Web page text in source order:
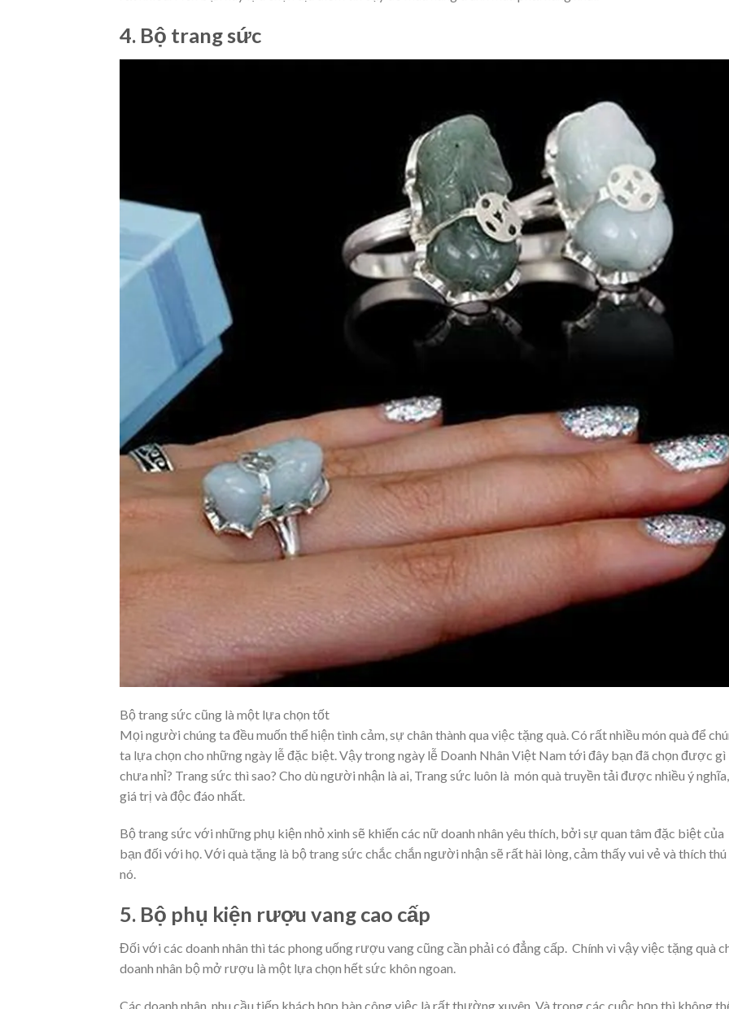
4. Bộ trang sức
Bộ trang sức cũng là một lựa chọn tốt
Mọi người chúng ta đều muốn thể hiện tình cảm, sự chân thành qua việc tặng quà. Có rất nhiều món quà để
ta lựa chọn cho những ngày lễ đặc biệt. Vậy trong ngày lễ Doanh Nhân Việt Nam tới đây bạn đã chọn được gì
chưa nhỉ? Trang sức thì sao? Cho dù người nhận là ai, Trang sức luôn là món quà truyền tải được nhiều ý
giá trị và độc đáo nhất.
Bộ trang sức với những phụ kiện nhỏ xinh sẽ khiến các nữ doanh nhân yêu thích, bởi sự quan tâm đặc biệt của
bạn đối với họ. Với quà tặng là bộ trang sức chắc chắn người nhận sẽ rất hài lòng, cảm thấy vui vẻ và thích
nó.
5. Bộ phụ kiện rượu vang cao cấp
Đối với các doanh nhân thì tác phong uống rượu vang cũng cần phải có đẳng cấp. Chính vì vậy việc tặng quà
doanh nhân bộ mở rượu là một lựa chọn hết sức khôn ngoan.
Các doanh nhân, nhu cầu tiếp khách họp bàn công việc là rất thường xuyên. Và trong các cuộc họp thì không